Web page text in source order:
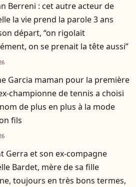
Berreni : cet autre acteur de
la vie prend la parole 3 ans
départ, “on rigolait
on se prenait la tête aussi”
Garcia maman pour la première
championne de tennis a choisi
de plus en plus à la mode
fils
Gerra et son ex-compagne
Bardet, mère de sa fille
toujours en très bons termes,